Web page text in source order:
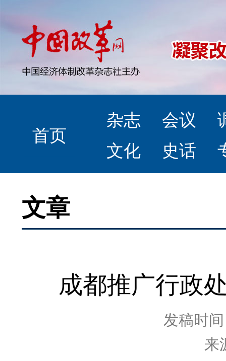
首页
杂志 会议
文化
史话
文章
成都推广行政
发稿时
来